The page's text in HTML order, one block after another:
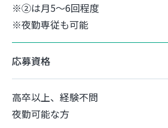
※②は月5～6回程度
※夜勤専従も可能
応募資格
高卒以上、経験不問
夜勤可能な方